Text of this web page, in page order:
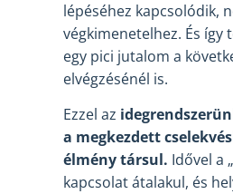
lépéséhez kapcsolódik,
végkimenetelhez. És így
egy pici jutalom a
elvégzésénél is.
Ezzel az
a megkezdett
élmény társul. Idővel a
kapcsolat átalakul, és